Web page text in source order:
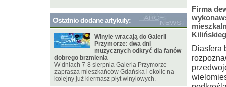
Firma
Diasfera
Ostatnio dodane artykuły:
Winyle wracają do Galerii
Przymorze: dwa dni
muzycznych odkryć dla fanów
dobrego brzmienia
W dniach 7-8 sierpnia Galeria Przymorze
zaprasza mieszkańców Gdańska i okolic na
kolejny już kiermasz płyt winylowych.